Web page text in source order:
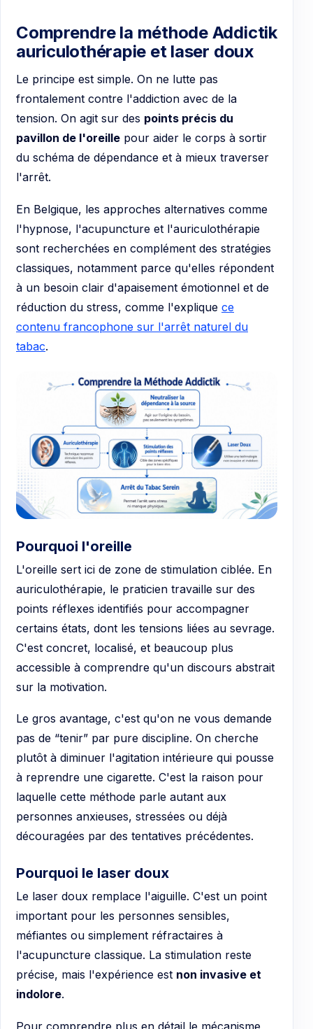
Comprendre la méthode Addictik
auriculothérapie et laser doux
Le principe est simple. On ne lutte pas
frontalement contre l'addiction avec de la
tension. On agit sur des points précis du
pavillon de l'oreille pour aider le corps à sortir
du schéma de dépendance et à mieux traverser
l'arrêt.
En Belgique, les approches alternatives comme
l'hypnose, l'acupuncture et l'auriculothérapie
sont recherchées en complément des stratégies
classiques, notamment parce qu'elles répondent
à un besoin clair d'apaisement émotionnel et de
réduction du stress, comme l'explique ce
contenu francophone sur l'arrêt naturel du
tabac.
Pourquoi l'oreille
L'oreille sert ici de zone de stimulation ciblée. En
auriculothérapie, le praticien travaille sur des
points réflexes identifiés pour accompagner
certains états, dont les tensions liées au sevrage.
C'est concret, localisé, et beaucoup plus
accessible à comprendre qu'un discours abstrait
sur la motivation.
Le gros avantage, c'est qu'on ne vous demande
pas de “tenir” par pure discipline. On cherche
plutôt à diminuer l'agitation intérieure qui pousse
à reprendre une cigarette. C'est la raison pour
laquelle cette méthode parle autant aux
personnes anxieuses, stressées ou déjà
découragées par des tentatives précédentes.
Pourquoi le laser doux
Le laser doux remplace l'aiguille. C'est un point
important pour les personnes sensibles,
méfiantes ou simplement réfractaires à
l'acupuncture classique. La stimulation reste
précise, mais l'expérience est non invasive et
indolore.
Pour comprendre plus en détail le mécanisme